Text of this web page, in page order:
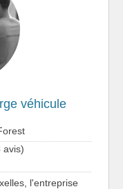
véhicule
avis)
l'entreprise